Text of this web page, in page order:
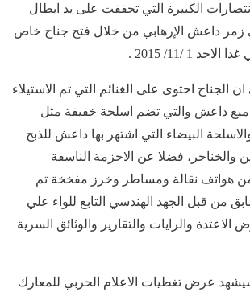
الكبيرة التي تحققت على يد ابطال
زمر داعش الإرهابي من خلال فتح جناح خاص
1 /11/ 2015 .
ان الجناح احتوى على الغنائم التي تم الاستيلاء
داعش والتي تضم اسلحة خفيفة مثل
البيضاء التي اشتهر بها داعش للذبح
والخناجر، فضلا عن الاحزمة الناسفة
من هواتف نقالة ومساطر وخرز مفخخة تم
من قبل الجهد الهندسي التابع للواء علي
الاعتدة والرايات والتقارير والوثائق السرية
عرض تغطيات الاعلام الحربي للمعارك